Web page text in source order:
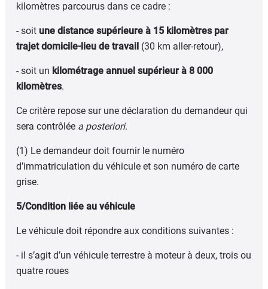
kilomètres parcourus dans ce cadre :
- soit une distance supérieure à 15 kilomètres par
trajet domicile-lieu de travail (30 km aller-retour),
- soit un kilométrage annuel supérieur à 8 000
kilomètres.
Ce critère repose sur une déclaration du demandeur qui
sera contrôlée a posteriori.
(1) Le demandeur doit fournir le numéro
d’immatriculation du véhicule et son numéro de carte
grise.
5/Condition liée au véhicule
Le véhicule doit répondre aux conditions suivantes :
- il s’agit d’un véhicule terrestre à moteur à deux, trois ou
quatre roues